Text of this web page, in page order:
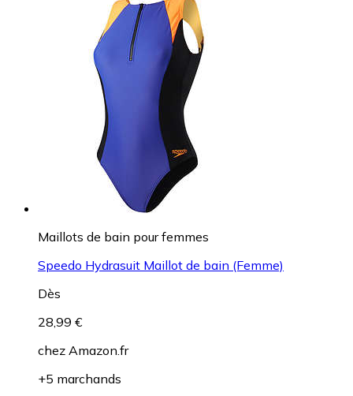
Maillots de bain pour femmes
Speedo Hydrasuit Maillot de bain (Femme)
Dès
28,99 €
chez Amazon.fr
+5 marchands